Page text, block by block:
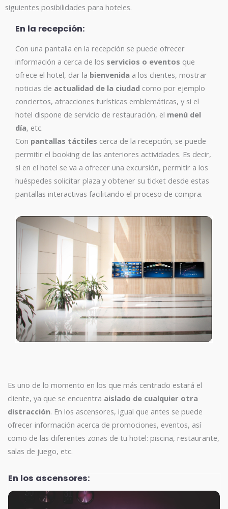
siguientes posibilidades para hoteles.
En la recepción:
Con una pantalla en la recepción se puede ofrecer
información a cerca de los servicios o eventos que
ofrece el hotel, dar la bienvenida a los clientes, mostrar
noticias de actualidad de la ciudad como por ejemplo
conciertos, atracciones turísticas emblemáticas, y si el
hotel dispone de servicio de restauración, el menú del
día, etc.
Con pantallas táctiles cerca de la recepción, se puede
permitir el booking de las anteriores actividades. Es decir,
si en el hotel se va a ofrecer una excursión, permitir a los
huéspedes solicitar plaza y obtener su ticket desde estas
pantallas interactivas facilitando el proceso de compra.
Es uno de lo momento en los que más centrado estará el
cliente, ya que se encuentra aislado de cualquier otra
distracción. En los ascensores, igual que antes se puede
ofrecer información acerca de promociones, eventos, así
como de las diferentes zonas de tu hotel: piscina, restaurante,
salas de juego, etc.
En los ascensores: